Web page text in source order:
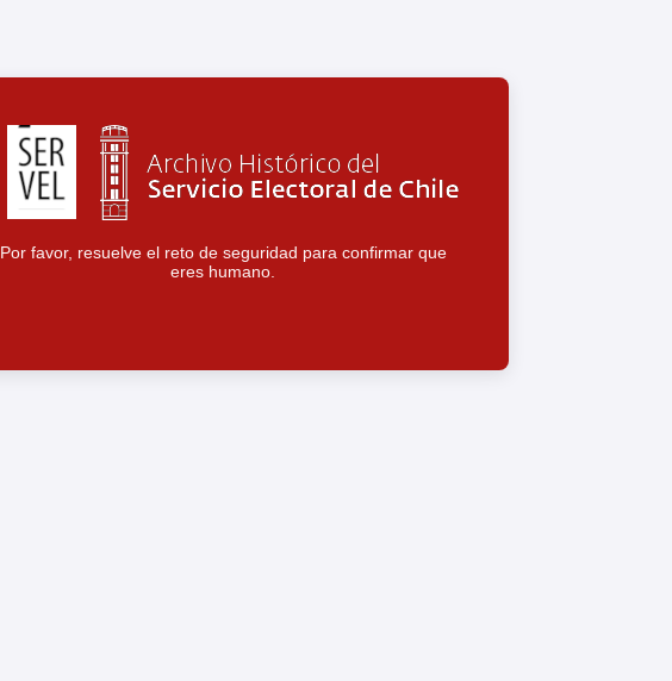
Por favor, resuelve el reto de seguridad para confirmar que
eres humano.